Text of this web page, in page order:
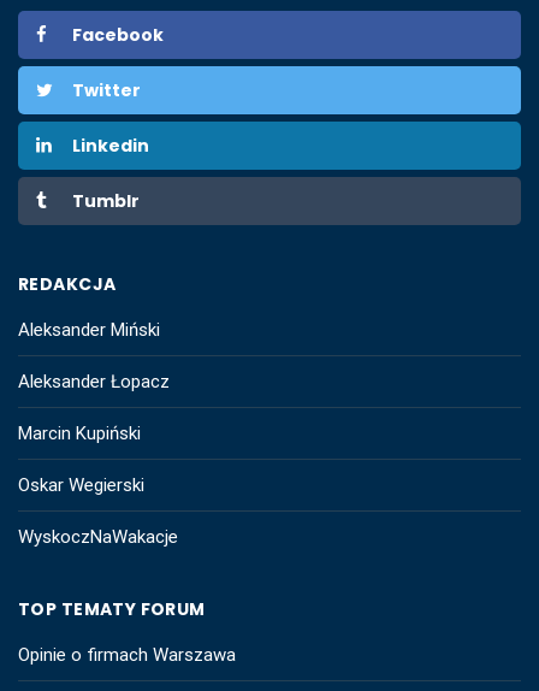
Facebook
Twitter
Linkedin
Tumblr
REDAKCJA
Aleksander Miński
Aleksander Łopacz
Marcin Kupiński
Oskar Wegierski
WyskoczNaWakacje
TOP TEMATY FORUM
Opinie o firmach Warszawa